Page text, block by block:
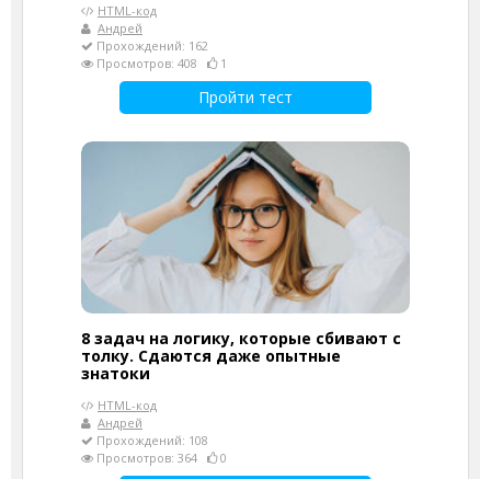
HTML-код
Андрей
Прохождений: 162
Просмотров: 408
1
Пройти тест
8 задач на логику, которые сбивают с
толку. Сдаются даже опытные
знатоки
HTML-код
Андрей
Прохождений: 108
Просмотров: 364
0